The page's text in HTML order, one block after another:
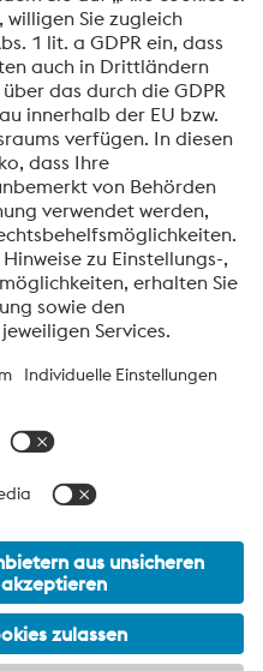
FriendlyCaptcha ⇗
Metals International
International GmbH ist
der High Performance
Die Division
für
Metals International
Impressum